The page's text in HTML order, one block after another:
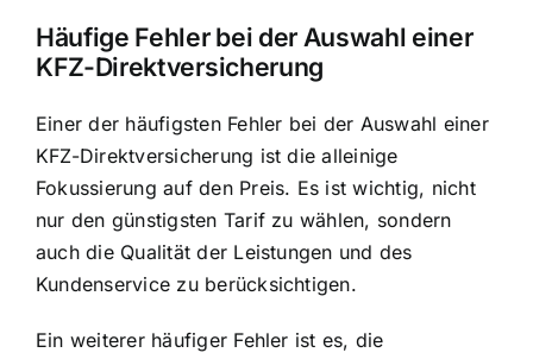
Häufige Fehler bei der Auswahl einer
KFZ-Direktversicherung
Einer der häufigsten Fehler bei der Auswahl einer
KFZ-Direktversicherung ist die alleinige
Fokussierung auf den Preis. Es ist wichtig, nicht
nur den günstigsten Tarif zu wählen, sondern
auch die Qualität der Leistungen und des
Kundenservice zu berücksichtigen.
Ein weiterer häufiger Fehler ist es, die